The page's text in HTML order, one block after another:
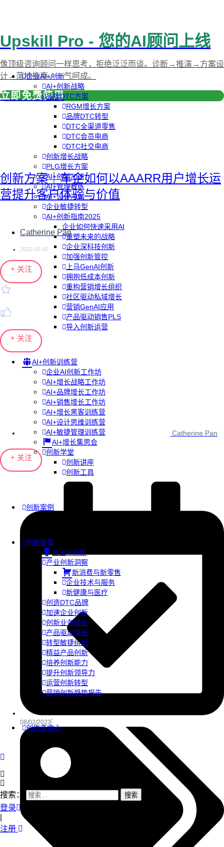
企业AI+创新
AI+创新战略
品牌DTC方案
RGM增长方案
品牌DTC转型
DTC全渠道零售
DTC会员电商
DTC社交电商
创新增长战略
PLG增长方案
AI+创新加速
AI+管理教练
AI+设计冲刺
企业敏捷转型
AI+创新指南2025
企业如何快速采用AI
重塑未来的战略
企业深科技创新
加强创新管控
上马GenAI创新
拥抱低成本创新
重构营销增长组织
社区驱动私域增长
营销GenAI应用
产品驱动销售PLS
导入创新运营
AI+创新训练营
企业AI创新工作坊
AI+增长战略工作坊
AI+品牌增长工作坊
AI+销售增长工作坊
AI+增长黑客训练营
AI+设计思维训练营
AI+敏捷管理训练营
AI+增长集思会
创新学堂
创新讲座
创新工具
创新案例
创新智库
企业AI创新
产业创新洞察
新消费与新零售
企业技术与服务
新健康与医疗
创造DTC品牌
加速企业创新
创新业务增长
产品驱动增长
转型敏捷组织
精益产品创新
培养创新能力
提升创新领导力
运营创新转型
营销创新趋势报告
创作者中心
搜索：
登录
注册
Upskill Pro - 您的AI顾问上线
像顶级咨询顾问一样思考，拒绝泛泛而谈。诊断→推演→方案设
计→落地指南，一气呵成。
立即免费使用
创新方案｜车企如何以AAARR用户增长运
营提升客户体验与价值
Catherine Pan
2022-09-30
+ 关注
+ 关注
Catherine Pan
+ 关注
08/02/2023